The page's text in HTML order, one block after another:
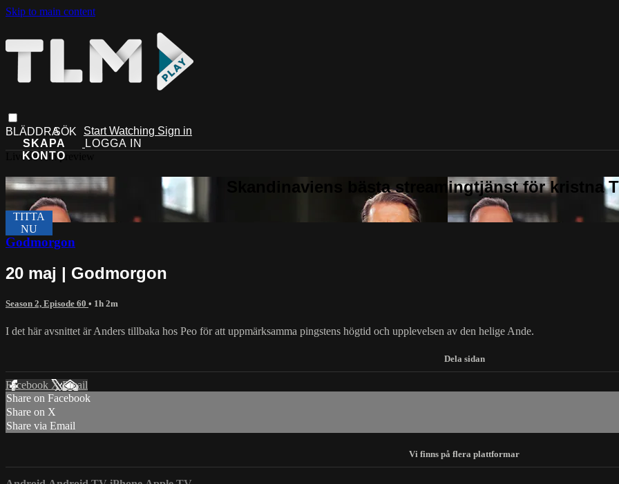
Skip to main content
Start Watching Sign in
Live stream preview
Godmorgon
20 maj | Godmorgon
Season 2, Episode 60 • 1h 2m
I det här avsnittet är Anders tillbaka hos Peo för att uppmärksamma pingstens högtid och upplevelsen av den helige Ande.
Facebook XEmail
Share on Facebook
Share on X
Share via Email